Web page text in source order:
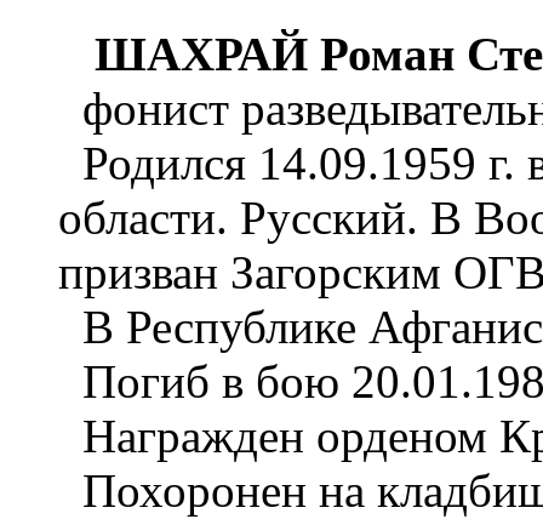
ШАХРАЙ Роман
фонист
Родился 14.09.1959 г.
области. Русский. В
призван Загорским
В Республике
Погиб в бою
Награжден орденом
Похоронен на